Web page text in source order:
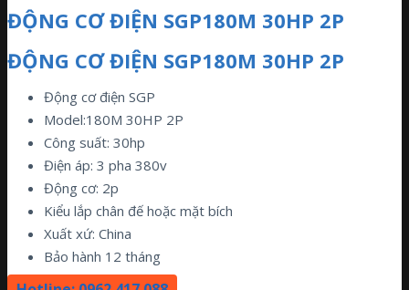
ĐỘNG CƠ ĐIỆN SGP180M 30HP 2P
ĐỘNG CƠ ĐIỆN SGP180M 30HP 2P
Động cơ điện SGP
Model:180M 30HP 2P
Công suất: 30hp
Điện áp: 3 pha 380v
Động cơ: 2p
Kiểu lắp chân đế hoặc mặt bích
Xuất xứ: China
Bảo hành 12 tháng